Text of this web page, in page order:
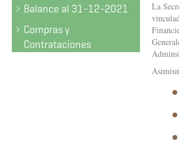
Balance al 31-12-2021
Compras y
Contrataciones
La